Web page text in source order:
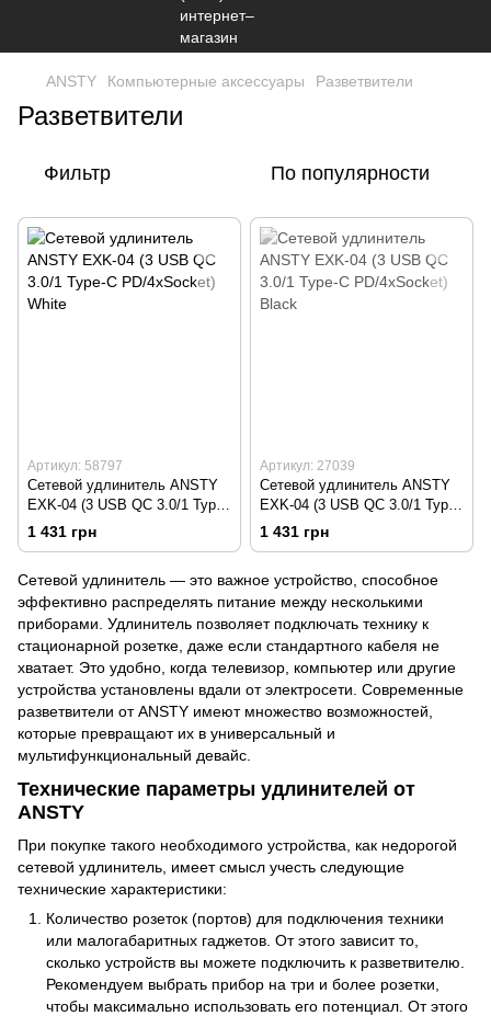
ANSTY Компьютерные аксессуары Разветвители
Разветвители
Фильтр По популярности
Артикул: 58797
Сетевой удлинитель ANSTY
EXK-04 (3 USB QC 3.0/1 Type-
C PD/4xSocket) White
1 431 грн
Артикул: 27039
Сетевой удлинитель ANSTY
EXK-04 (3 USB QC 3.0/1 Type-
C PD/4xSocket) Black
1 431 грн
Сетевой удлинитель — это важное устройство, способное
эффективно распределять питание между несколькими
приборами. Удлинитель позволяет подключать технику к
стационарной розетке, даже если стандартного кабеля не
хватает. Это удобно, когда телевизор, компьютер или другие
устройства установлены вдали от электросети. Современные
разветвители от ANSTY имеют множество возможностей,
которые превращают их в универсальный и
мультифункциональный девайс.
Технические параметры удлинителей от
ANSTY
При покупке такого необходимого устройства, как недорогой
сетевой удлинитель, имеет смысл учесть следующие
технические характеристики:
Количество розеток (портов) для подключения техники
или малогабаритных гаджетов. От этого зависит то,
сколько устройств вы можете подключить к разветвителю.
Рекомендуем выбрать прибор на три и более розетки,
чтобы максимально использовать его потенциал. От этого